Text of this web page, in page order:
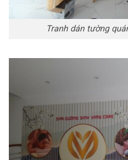
Tranh dán tường